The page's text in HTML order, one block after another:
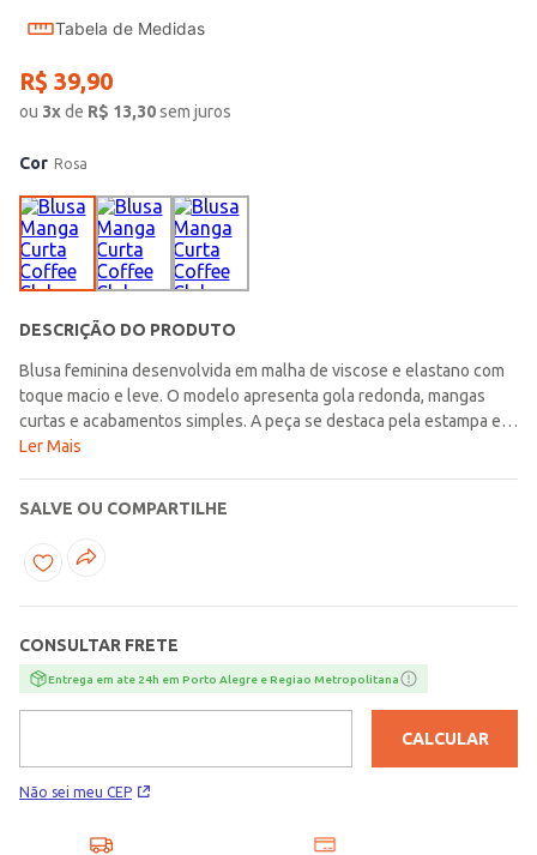
Tabela de Medidas
R$ 39,90
ou 3xde R$ 13,30sem juros
Cor Rosa
DESCRIÇÃO DO PRODUTO
Blusa feminina desenvolvida em malha de viscose e elastano com
toque macio e leve. O modelo apresenta gola redonda, mangas
curtas e acabamentos simples. A peça se destaca pela estampa em
lettering na parte frontal. A blusa que vai elevar seus looks com
Ler Mais
SALVE OU COMPARTILHE
CONSULTAR FRETE
Entrega em ate 24h em Porto Alegre e Regiao Metropolitana
Não sei meu CEP
CALCULAR